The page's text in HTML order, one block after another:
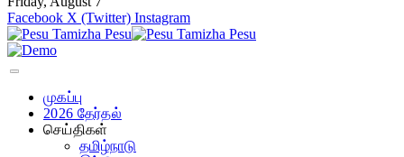
Facebook X (Twitter) Instagram
முகப்பு
2026 தேர்தல்
செய்திகள்
தமிழ்நாடு